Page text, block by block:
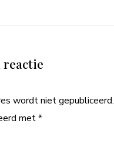
reactie
wordt niet gepubliceerd.
met*